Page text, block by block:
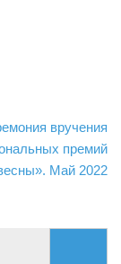
вручения
премий
Май 2022